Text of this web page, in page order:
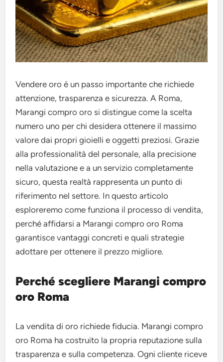
Vendere oro è un passo importante che richiede
attenzione, trasparenza e sicurezza. A Roma,
Marangi compro oro si distingue come la scelta
numero uno per chi desidera ottenere il massimo
valore dai propri gioielli e oggetti preziosi. Grazie
alla professionalità del personale, alla precisione
nella valutazione e a un servizio completamente
sicuro, questa realtà rappresenta un punto di
riferimento nel settore. In questo articolo
esploreremo come funziona il processo di vendita,
perché affidarsi a Marangi compro oro Roma
garantisce vantaggi concreti e quali strategie
adottare per ottenere il prezzo migliore.
Perché scegliere Marangi compro
oro Roma
La vendita di oro richiede fiducia. Marangi compro
oro Roma ha costruito la propria reputazione sulla
trasparenza e sulla competenza. Ogni cliente riceve